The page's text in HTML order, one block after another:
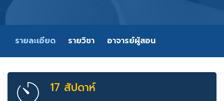
รายละเอียด รายวิชา อาจารย์ผู้สอน
17 สัปดาห์